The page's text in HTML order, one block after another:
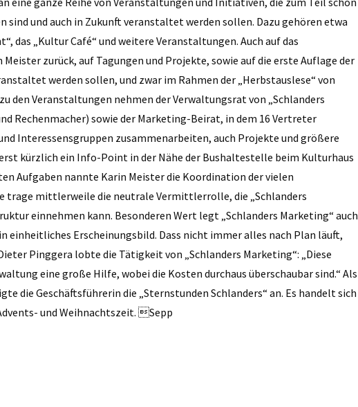
sind und auch in Zukunft veranstaltet werden sollen. Dazu gehören etwa
das „Kultur Café“ und weitere Veranstaltungen. Auch auf das
zurück, auf Tagungen und Projekte, sowie auf die erste Auflage der
werden sollen, und zwar im Rahmen der „Herbstauslese“ von
den Veranstaltungen nehmen der Verwaltungsrat von ­„Schlanders
Rechenmacher) sowie der Marketing-Beirat, in dem 16 Vertreter
Interessensgruppen zusammenarbeiten, auch Projekte und größere
kürzlich ein Info-Point in der Nähe der Bushaltestelle beim Kulturhaus
Aufgaben nannte Karin Meister die Koordination der vielen
trage mittlerweile die neutrale Vermittlerrolle, die „Schlanders
einnehmen kann. Besonderen Wert legt „Schlanders Marketing“ auch
einheitliches Erscheinungsbild. Dass nicht immer alles nach Plan läuft,
Pinggera lobte die Tätigkeit von „Schlanders Marketing“: „Diese
eine große Hilfe, wobei die Kosten durchaus überschaubar sind.“ Als
die Geschäftsführerin die „Sternstunden Schlanders“ an. Es handelt sich
und Weihnachtszeit. Sepp